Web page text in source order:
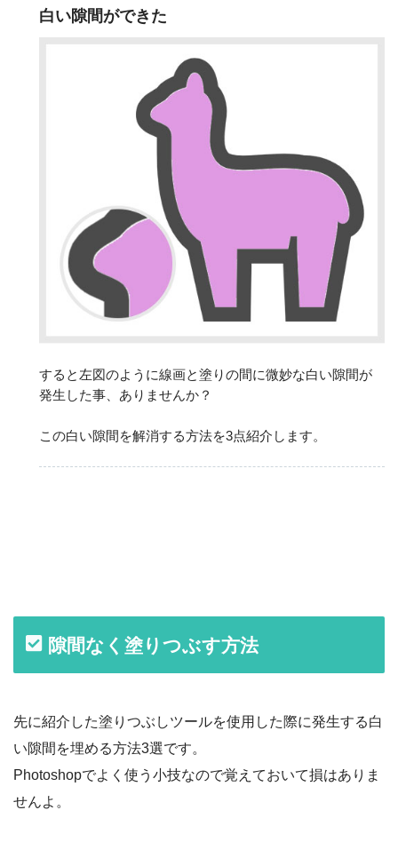
白い隙間ができた
すると左図のように線画と塗りの間に微妙な白い隙間が
発生した事、ありませんか？
この白い隙間を解消する方法を3点紹介します。
隙間なく塗りつぶす方法
先に紹介した塗りつぶしツールを使用した際に発生する白
い隙間を埋める方法3選です。
Photoshopでよく使う小技なので覚えておいて損はありま
せんよ。